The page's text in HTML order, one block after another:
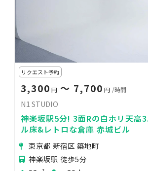
リクエスト予約
3,300 円〜 7,700 円 /時間
N1 STUDIO
神楽坂駅5分! 3面Rの白ホリ天高
ル床&レトロな倉庫 赤城ビル
東京都 新宿区 築地町
神楽坂駅 徒歩5分